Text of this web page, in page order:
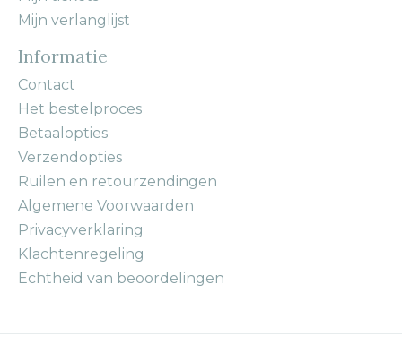
Mijn verlanglijst
Informatie
Contact
Het bestelproces
Betaalopties
Verzendopties
Ruilen en retourzendingen
Algemene Voorwaarden
Privacyverklaring
Klachtenregeling
Echtheid van beoordelingen